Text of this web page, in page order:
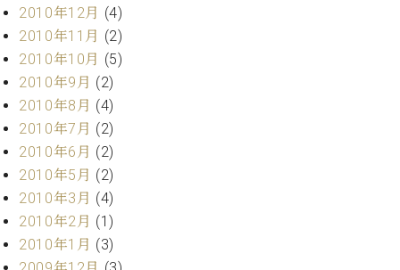
2010年12月 (4)
2010年11月 (2)
2010年10月 (5)
2010年9月 (2)
2010年8月 (4)
2010年7月 (2)
2010年6月 (2)
2010年5月 (2)
2010年3月 (4)
2010年2月 (1)
2010年1月 (3)